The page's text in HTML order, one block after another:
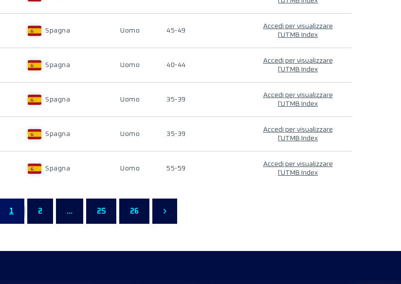
Spagna Uomo 45-49
Accedi per visualizzare
l'UTMB Index
Spagna Uomo 40-44
Accedi per visualizzare
l'UTMB Index
Spagna Uomo 35-39
Accedi per visualizzare
l'UTMB Index
Spagna Uomo 35-39
Accedi per visualizzare
l'UTMB Index
Spagna Uomo 55-59
Accedi per visualizzare
l'UTMB Index
1 2 ... 25 26